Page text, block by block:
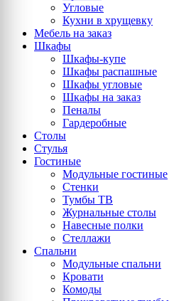
Угловые
Кухни в хрущевку
Мебель на заказ
Шкафы
Шкафы-купе
Шкафы распашные
Шкафы угловые
Шкафы на заказ
Пеналы
Гардеробные
Столы
Стулья
Гостиные
Модульные гостиные
Стенки
Тумбы ТВ
Журнальные столы
Навесные полки
Стеллажи
Спальни
Модульные спальни
Кровати
Комоды